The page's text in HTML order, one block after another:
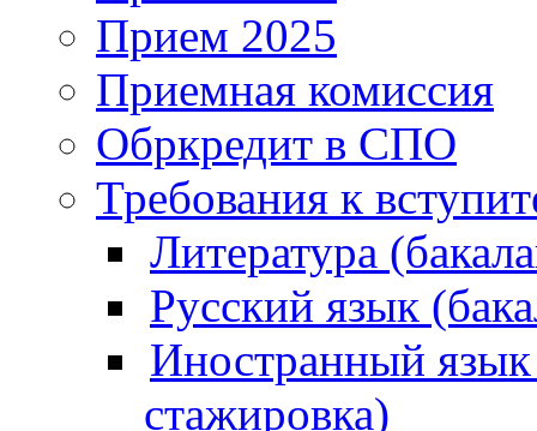
Прием 2025
Приемная комиссия
Обркредит в СПО
Требования к
Литература
Русский язык
Иностранный язык
стажировка)